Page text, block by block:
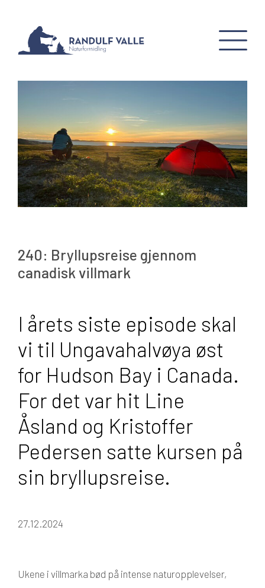
240: Bryllupsreise gjennom
canadisk villmark
I årets siste episode skal
vi til Ungavahalvøya øst
for Hudson Bay i Canada.
For det var hit Line
Åsland og Kristoffer
Pedersen satte kursen på
sin bryllupsreise.
27.12.2024
Ukene i villmarka bød på intense naturopplevelser,